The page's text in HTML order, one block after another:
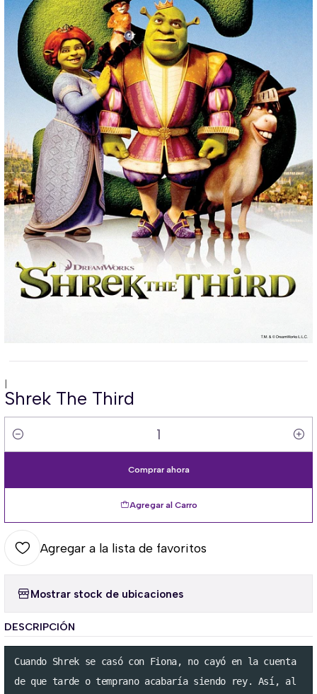
|
Shrek The Third
Cantidad
Agregar al Carro
Comprar ahora
Agregar a la lista de favoritos
Mostrar stock de ubicaciones
DESCRIPCIÓN
Cuando Shrek se casó con Fiona, no cayó en la cuenta
de que tarde o temprano acabaría siendo rey. Así, al